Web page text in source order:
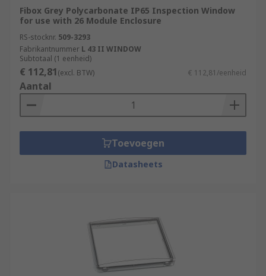
Fibox Grey Polycarbonate IP65 Inspection Window
for use with 26 Module Enclosure
RS-stocknr. 509-3293
Fabrikantnummer L 43 II WINDOW
Subtotaal (1 eenheid)
€ 112,81(excl. BTW) € 112,81/eenheid
Aantal
Toevoegen
Datasheets